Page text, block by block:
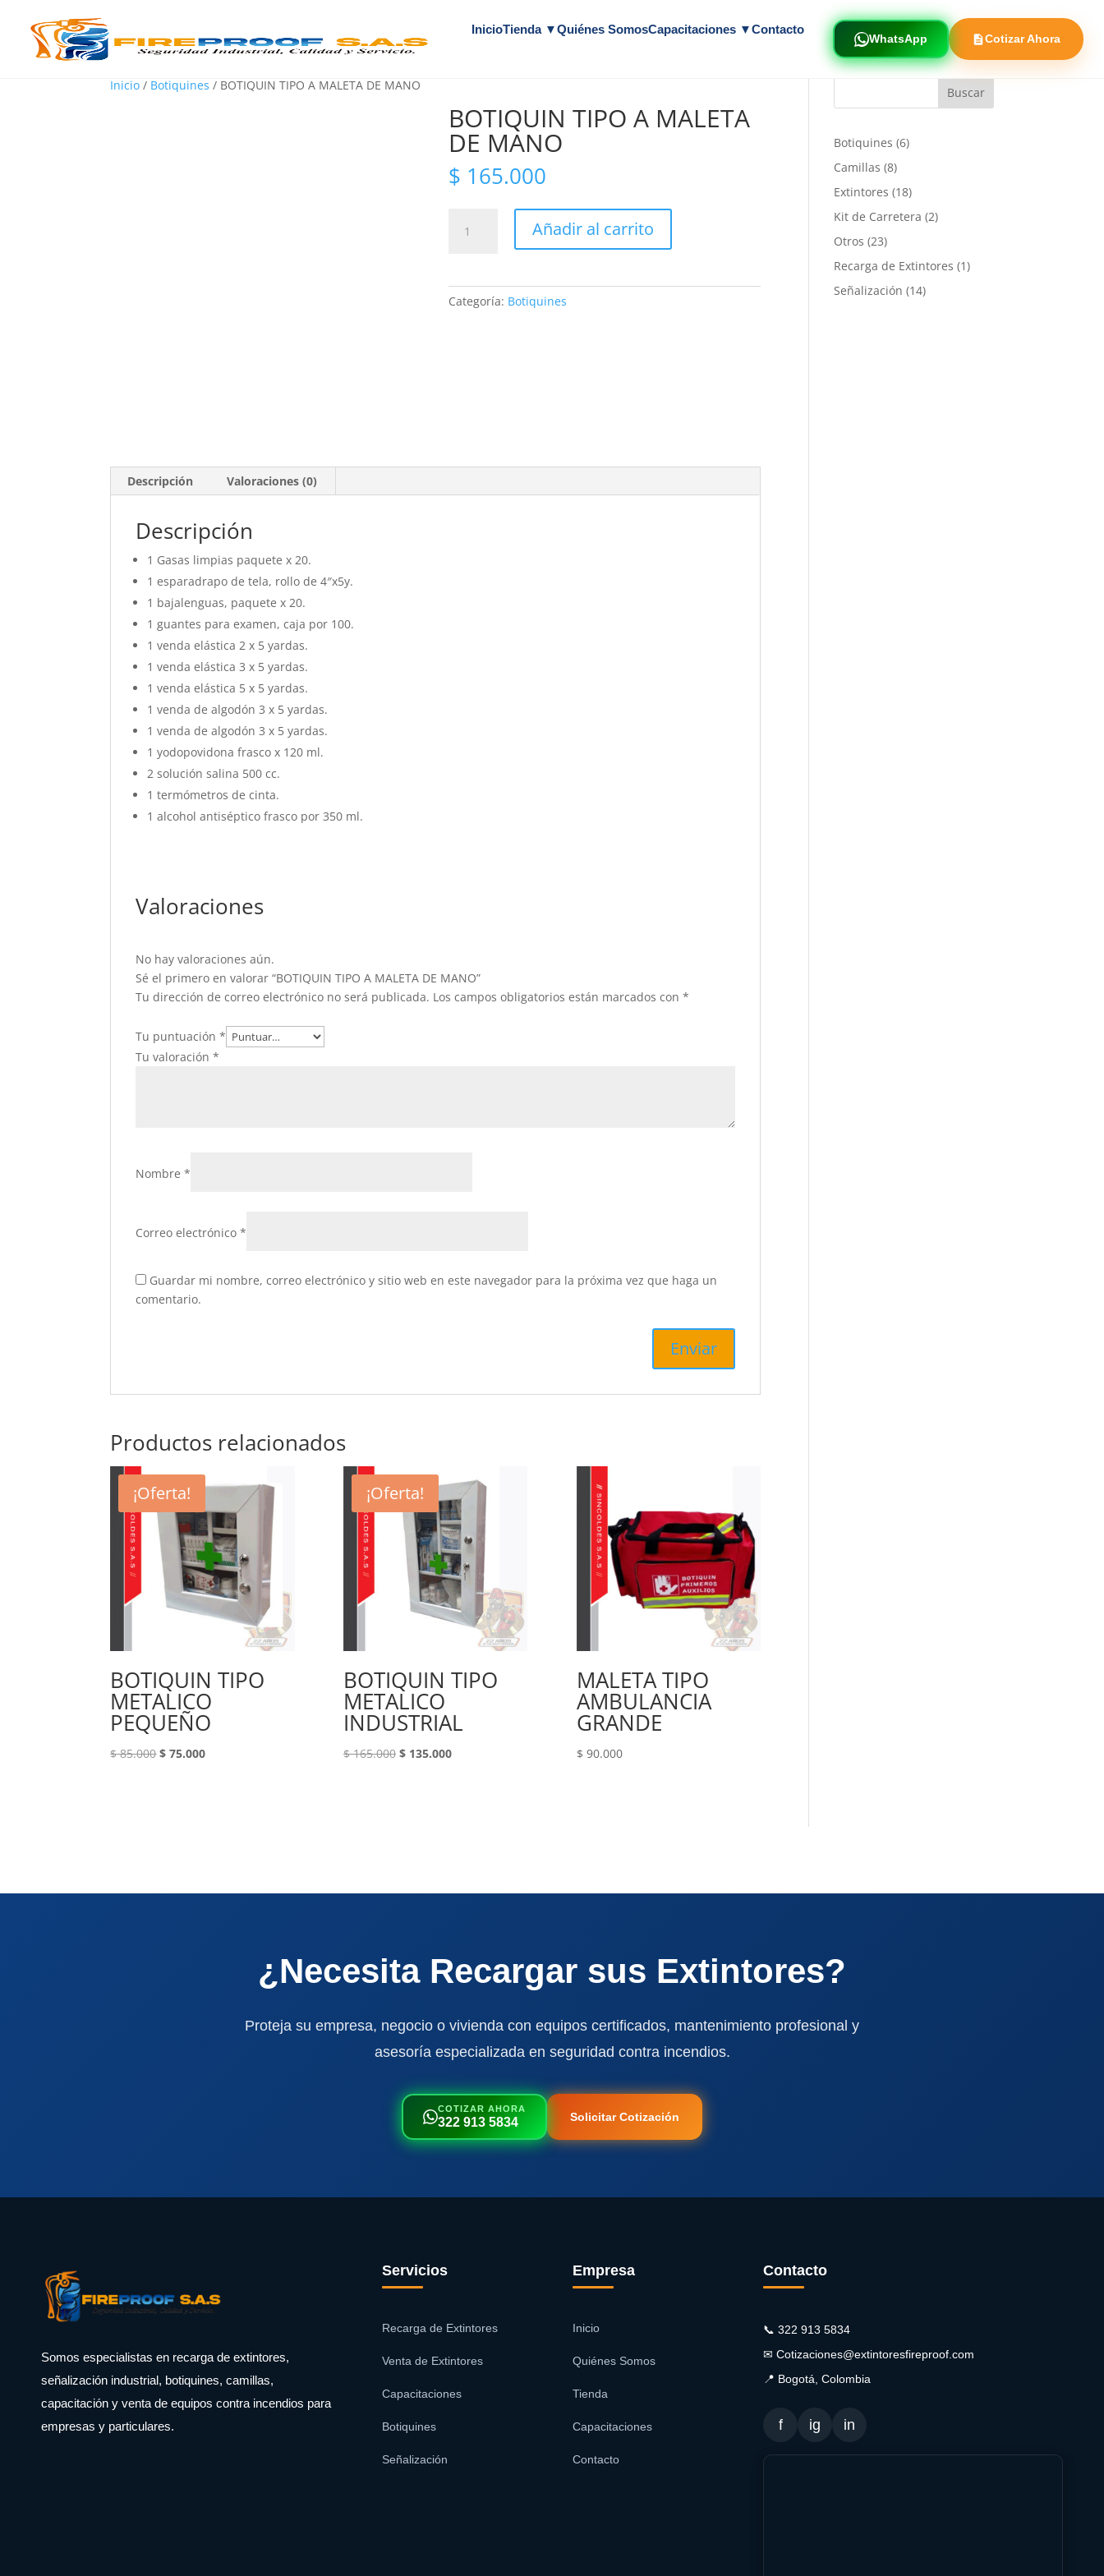
InicioTienda ▼Quiénes SomosCapacitaciones ▼Contacto
WhatsApp Cotizar Ahora
Inicio / Botiquines / BOTIQUIN TIPO A MALETA DE MANO
BOTIQUIN TIPO A MALETA
DE MANO
$ 165.000
TIPO
MANO
Añadir al carrito
Categoría: Botiquines
Descripción Valoraciones (0)
Descripción
1 Gasas limpias paquete x 20.
1 esparadrapo de tela, rollo de 4″x5y.
1 bajalenguas, paquete x 20.
1 guantes para examen, caja por 100.
1 venda elástica 2 x 5 yardas.
1 venda elástica 3 x 5 yardas.
1 venda elástica 5 x 5 yardas.
1 venda de algodón 3 x 5 yardas.
1 venda de algodón 3 x 5 yardas.
1 yodopovidona frasco x 120 ml.
2 solución salina 500 cc.
1 termómetros de cinta.
1 alcohol antiséptico frasco por 350 ml.
Valoraciones
No hay valoraciones aún.
Sé el primero en valorar “BOTIQUIN TIPO A MALETA DE MANO”
Tu dirección de correo electrónico no será publicada. Los campos obligatorios están marcados con*
Tu puntuación*
Tu valoración*
Nombre*
Correo electrónico*
Guardar mi nombre, correo electrónico y sitio web en este navegador para la próxima vez que haga un
comentario.
Productos relacionados
¡Oferta!
BOTIQUIN TIPO
METALICO
PEQUEÑO
$85.000Original
$ 75.000Current
¡Oferta!
BOTIQUIN TIPO
METALICO
INDUSTRIAL
$165.000 Original
$135.000Current
MALETA TIPO
AMBULANCIA
GRANDE
$ 90.000
Botiquines 66
Camillas 88
productos
Extintores 1818
productos
Kit de Carretera 22
Otros 2323
productos
Recarga de Extintores 11
Señalización 1414
¿Necesita Recargar sus Extintores?
Proteja su empresa, negocio o vivienda con equipos certificados, mantenimiento profesional y
asesoría especializada en seguridad contra incendios.
COTIZAR AHORA
322 913 5834 Solicitar Cotización
Somos especialistas en recarga de extintores,
señalización industrial, botiquines, camillas,
capacitación y venta de equipos contra incendios para
empresas y particulares.
Servicios
Recarga de Extintores
Venta de Extintores
Capacitaciones
Botiquines
Señalización
Empresa
Inicio
Quiénes Somos
Tienda
Capacitaciones
Contacto
Contacto
📞 322 913 5834
✉ Cotizaciones@extintoresfireproof.com
📍 Bogotá, Colombia
f ig in